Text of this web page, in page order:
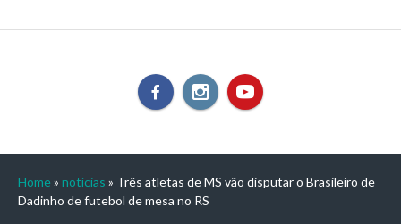
Home » notícias » Três atletas de MS vão disputar o Brasileiro de
Dadinho de futebol de mesa no RS